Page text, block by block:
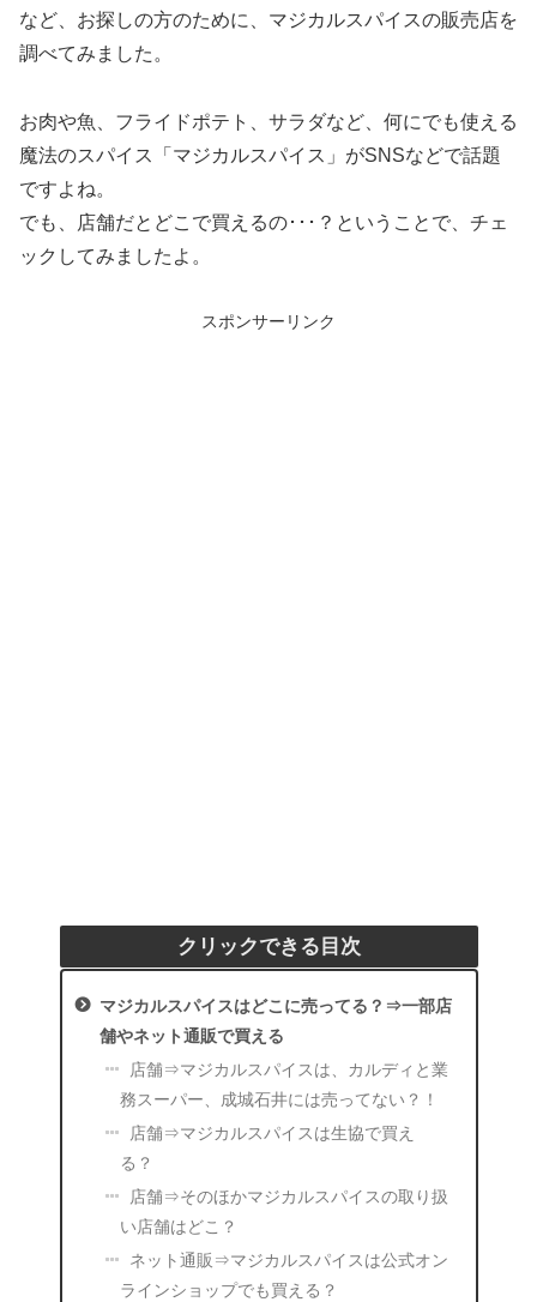
など、お探しの方のために、マジカルスパイスの販売店を
調べてみました。
お肉や魚、フライドポテト、サラダなど、何にでも使える
魔法のスパイス「マジカルスパイス」がSNSなどで話題
ですよね。
でも、店舗だとどこで買えるの･･･？ということで、チェ
ックしてみましたよ。
スポンサーリンク
クリックできる目次
マジカルスパイスはどこに売ってる？⇒一部店
舗やネット通販で買える
店舗⇒マジカルスパイスは、カルディと業
務スーパー、成城石井には売ってない？！
店舗⇒マジカルスパイスは生協で買え
る？
店舗⇒そのほかマジカルスパイスの取り扱
い店舗はどこ？
ネット通販⇒マジカルスパイスは公式オン
ラインショップでも買える？